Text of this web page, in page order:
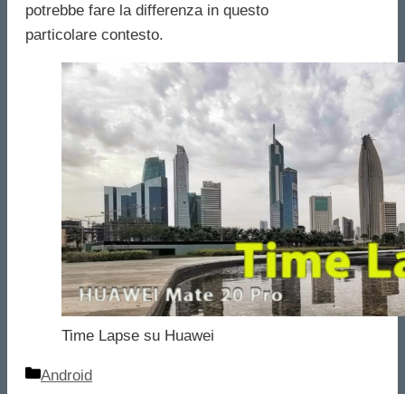
potrebbe fare la differenza in questo
particolare contesto.
Time Lapse su Huawei
Categorie
Android